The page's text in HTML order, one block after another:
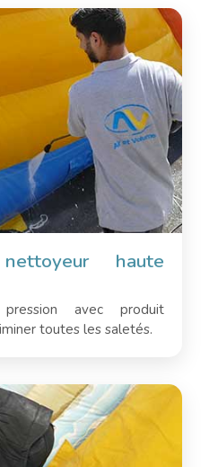
haute
avec produit
toutes les saletés.